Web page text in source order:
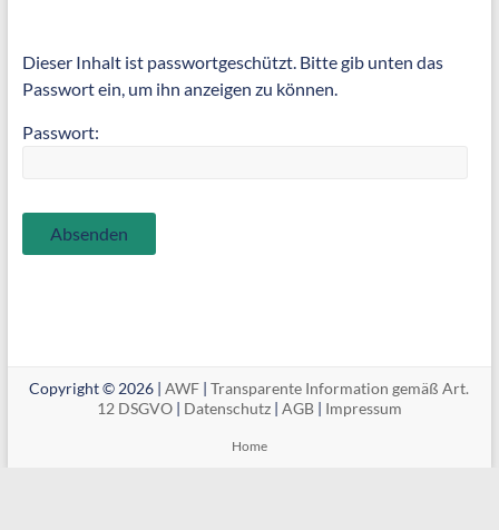
Dieser Inhalt ist passwortgeschützt. Bitte gib unten das
Passwort ein, um ihn anzeigen zu können.
Passwort:
Copyright © 2026 |AWF |Transparente Information gemäß Art.
12 DSGVO| Datenschutz| AGB| Impressum
Home